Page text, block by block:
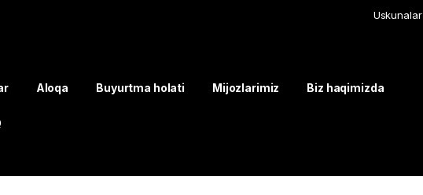
Uskunalar
Aloqa Buyurtma holati Mijozlarimiz Biz haqimizda